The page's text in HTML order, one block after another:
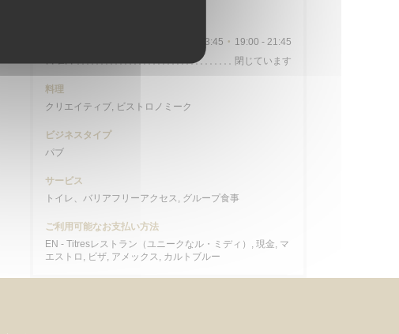
09:00 - 13:45 •
19:00 - 21:45
閉じています
料理
クリエイティブ, ビストロノミーク
ビジネスタイプ
パブ
サービス
トイレ、バリアフリーアクセス, グループ食事
ご利用可能なお支払い方法
EN - Titresレストラン（ユニークなル・ミディ）, 現金, マ
エストロ, ビザ, アメックス, カルトブルー